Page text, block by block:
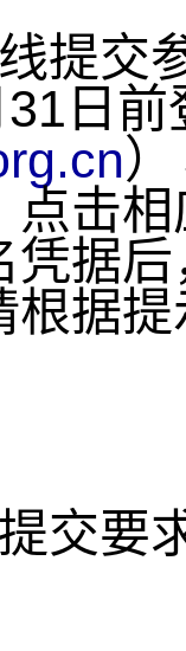
线提
日
点击
凭据
根据
交要